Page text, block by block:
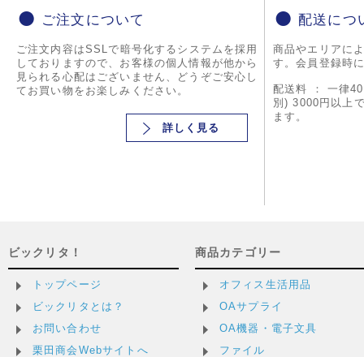
ご注文について
ご注文内容はSSLで暗号化するシステムを採用
しておりますので、お客様の個人情報が他から
見られる心配はございません、どうぞご安心し
てお買い物をお楽しみください。
詳しく見る
配送につ
商品やエリアに
す。会員登録時
配送料 ： 一律
別) 3000円以上
ます。
ビックリタ！
トップページ
ビックリタとは？
お問い合わせ
栗田商会Webサイトへ
商品カテゴリー
オフィス生活用品
OAサプライ
OA機器・電子文具
ファイル